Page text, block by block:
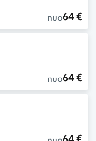
nuo64 €
nuo64 €